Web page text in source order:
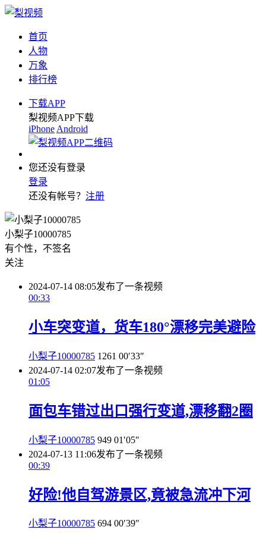
首页
人物
万象
排行榜
下载APP
梨视频APP下载
iPhone Android
您还没有登录
登录
还没有帐号？ 注册
小梨子10000785
有个性，不签名
关注
2024-07-14 08:05发布了一条视频
00:33
小车突变道，货车180°漂移完美避险
小梨子10000785 1261 00′33″
2024-07-14 02:07发布了一条视频
01:05
面包车错过出口强行变道,漂移翻2圈
小梨子10000785 949 01′05″
2024-07-13 11:06发布了一条视频
00:39
好险!他自驾游景区,竟被急流冲下河
小梨子10000785 694 00′39″